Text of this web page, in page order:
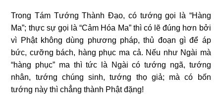
Trong Tám Tướng Thành Ðạo, có tướng gọi là “Hàng
Ma”; thực sự gọi là “Cảm Hóa Ma” thì có lẽ đúng hơn bởi
vì Phật không dùng phương pháp, thủ đoạn gì để áp
bức, cưỡng bách, hàng phục ma cả. Nếu như Ngài mà
“hàng phục” ma thì tức là Ngài có tướng ngã, tướng
nhân, tướng chúng sinh, tướng thọ giả; mà có bốn
tướng này thì chẳng thành Phật đặng!